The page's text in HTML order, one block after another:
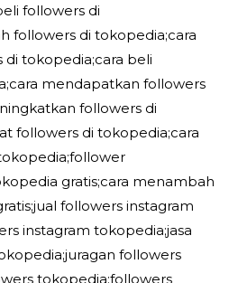
followers di
followers di tokopedia;cara
tokopedia;cara beli
mendapatkan followers
followers di
followers di tokopedia;cara
gratis;cara menambah
followers instagram
instagram tokopedia;jasa
followers
tokopedia;followers